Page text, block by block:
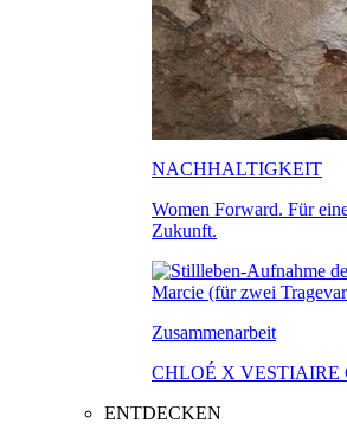
NACHHALTIGKEIT
Women Forward. Für
Zukunft.
Zusammenarbeit
CHLOÉ X VESTIAIRE
ENTDECKEN